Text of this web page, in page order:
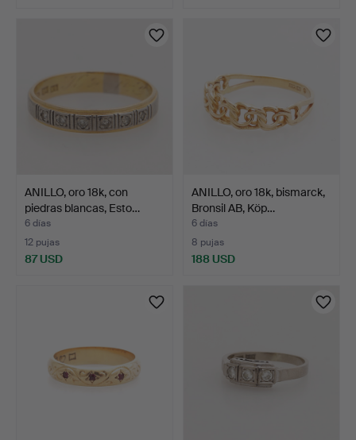
ANILLO, oro 18k, con
piedras blancas, Esto…
6 días
12 pujas
87 USD
ANILLO, oro 18k, bismarck,
Bronsil AB, Köp…
6 días
8 pujas
188 USD